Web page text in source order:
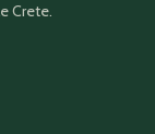
Crete.